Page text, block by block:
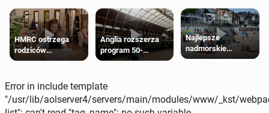
HMRC ostrzega
rodziców
pobierających Child
zobowiązani do
zwrotu zasiłku
Anglia rozszerza
program 50-
procentowych
na 18-latków
Najlepsze
nadmorskie
miasteczko blisko
Error in include template
"/usr/lib/aolserver4/servers/main/modules/www/_kst/